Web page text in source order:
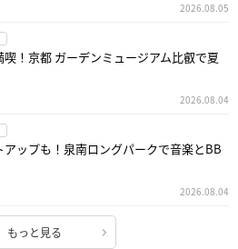
2026.08.05
！京都 ガーデンミュージアム比叡で夏
2026.08.04
アップも！泉南ロングパークで音楽とBB
2026.08.04
もっと見る